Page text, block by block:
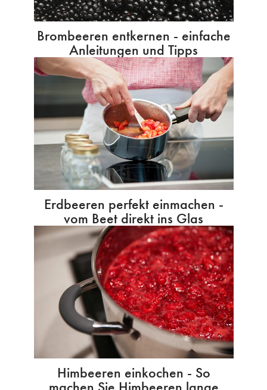
Brombeeren entkernen - einfache
Anleitungen und Tipps
Erdbeeren perfekt einmachen -
vom Beet direkt ins Glas
Himbeeren einkochen - So